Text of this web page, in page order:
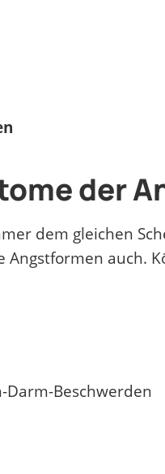
der
dem gleichen
auch.
Darm-Beschwerden